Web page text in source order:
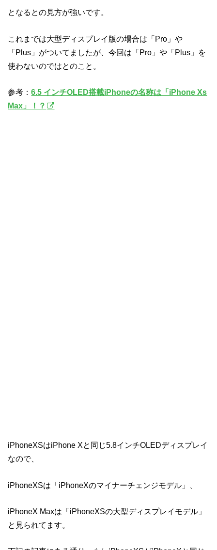
となるとの見方が強いです。
これまでは大型ディスプレイ版の場合は「Pro」や
「Plus」がついてましたが、今回は「Pro」や「Plus」を
使わないのではとのこと。
参考：6.5 インチOLED搭載iPhoneの名称は「iPhone Xs
Max」！？
iPhoneXSはiPhone Xと同じ5.8インチOLEDディスプレイ
なので、
iPhoneXSは「iPhoneXのマイナーチェンジモデル」、
iPhoneX Maxは「iPhoneXSの大型ディスプレイモデル」
と見られてます。